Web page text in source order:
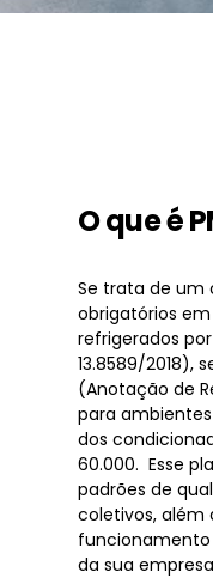
O que é
Se trata de um
obrigatórios
refrigerados
13.8589/2018),
(Anotação de
para
dos
60.000. Esse
padrões de
coletivos, além
funcionamento
da sua